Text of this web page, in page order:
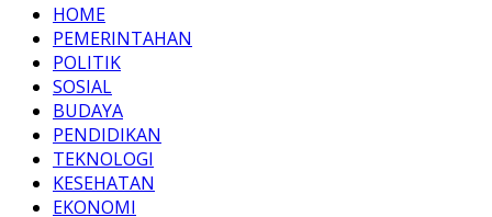
HOME
PEMERINTAHAN
POLITIK
SOSIAL
BUDAYA
PENDIDIKAN
TEKNOLOGI
KESEHATAN
EKONOMI